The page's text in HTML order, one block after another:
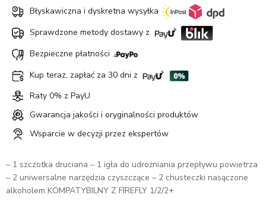
Błyskawiczna i dyskretna wysyłka
Sprawdzone metody dostawy z
Bezpieczne płatności
Kup teraz, zapłać za 30 dni z
Raty 0% z PayU
Gwarancja jakości i oryginalności produktów
Wsparcie w decyzji przez ekspertów
– 1 szczotka druciana – 1 igła do udrożniania przepływu powietrza
– 2 uniwersalne narzędzia czyszczące – 2 chusteczki nasączone
alkoholem KOMPATYBILNY Z FIREFLY 1/2/2+